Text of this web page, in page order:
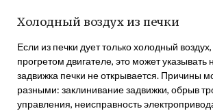
Холодный воздух из печки
Если из печки дует только холодный
прогретом двигателе, это может указывать
задвижка печки не открывается. Причины
разными: заклинивание задвижки, обрыв
управления, неисправность